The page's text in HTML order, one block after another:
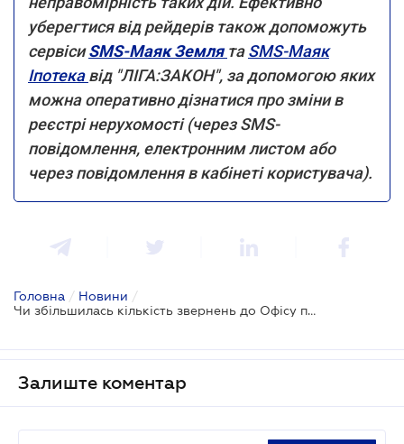
уберегтися від рейдерів також допоможуть
сервісиSMS-Маяк ЗемлятаSMS-Маяк
Іпотекавід "ЛІГА:ЗАКОН", за допомогою яких
можна оперативно дізнатися про зміни в
реєстрі нерухомості (через SMS-
повідомлення, електронним листом або
через повідомлення в кабінеті користувача).
Головна / Новини /
Чи збільшилась кількість звернень до Офісу протидії рейдерству після відкриття ринку землі
Залиште коментар